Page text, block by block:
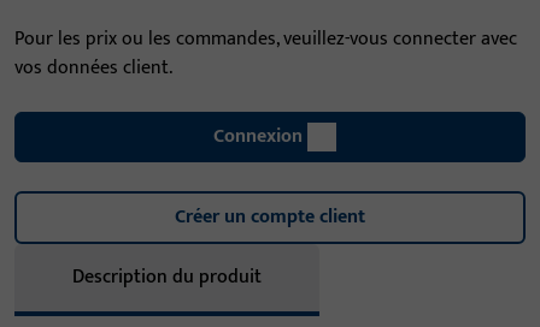
Pour les prix ou les commandes, veuillez-vous connecter avec
vos données client.
Connexion
Créer un compte client
Description du produit